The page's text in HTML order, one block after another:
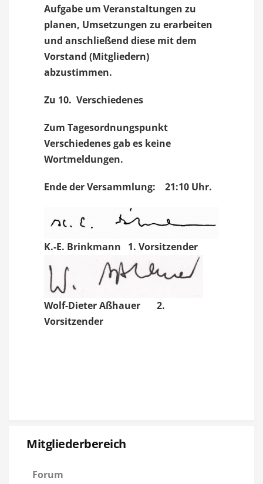
Aufgabe um Veranstaltungen zu
planen, Umsetzungen zu erarbeiten
und anschließend diese mit dem
Vorstand (Mitgliedern)
abzustimmen.
Zu 10. Verschiedenes
Zum Tagesordnungspunkt
Verschiedenes gab es keine
Wortmeldungen.
Ende der Versammlung: 21:10 Uhr.
K.-E. Brinkmann 1. Vorsitzender
Wolf-Dieter Aßhauer 2.
Vorsitzender
Mitgliederbereich
Forum